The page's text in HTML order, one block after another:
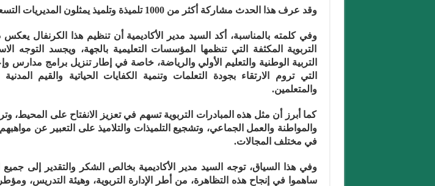
وقد عرف هذا الحدث مشاركة أكثر من 1000 تلميذة وتلميذ يمثلون المديريات التسعة.
وفي كلمته بالمناسبة، أكد السيد مدير الأكاديمية أن تنظيم هذا الكرنفال يعكس
التربوية المكثفة التي تنظمها المؤسسات التعليمية بالجهة، ويجسد التوجه
التربية الوطنية والتعليم الأولي والرياضة، خاصة في إطار تنزيل برامج مدارس
التي تروم الارتقاء بجودة التعلمات وتنمية الكفايات الحياتية والقيم
والمتعلمين.
كما أبرز أن مثل هذه المبادرات التربوية تسهم في تعزيز الانفتاح على المحيط،
والمواطنة والعمل الجماعي، وتشجيع التلميذات والتلاميذ على التعبير عن
في مختلف المجالات.
وفي هذا السياق، توجه السيد مدير الأكاديمية بخالص الشكر والتقدير إلى جميع
ساهموا في إنجاح هذه التظاهرة، من أطر الإدارة التربوية، وهيئة التدريس،